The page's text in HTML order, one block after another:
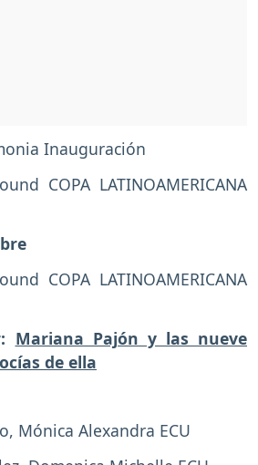
Inauguración
COPA LATINOAMERICANA
COPA LATINOAMERICANA
Mariana Pajón y las nueve
de ella
Mónica Alexandra ECU